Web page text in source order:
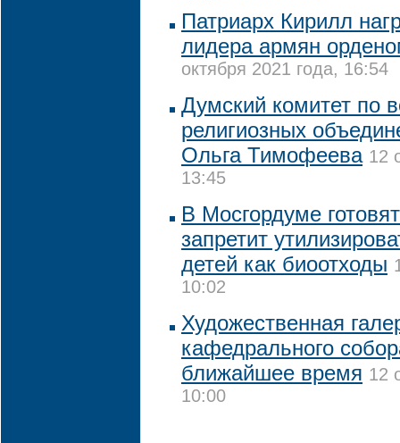
Патриарх Кирилл
лидера армян
октября 2021 года, 16:54
Думский комитет по
религиозных
Ольга Тимофеева 12
13:45
В Мосгордуме
запретит
детей как биоотходы
10:02
Художественная
кафедрального
ближайшее время 12
10:00